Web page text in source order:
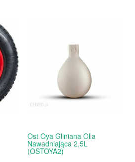
Ost Oya Gliniana Olla
Nawadniająca 2,5L
(OSTOYA2)